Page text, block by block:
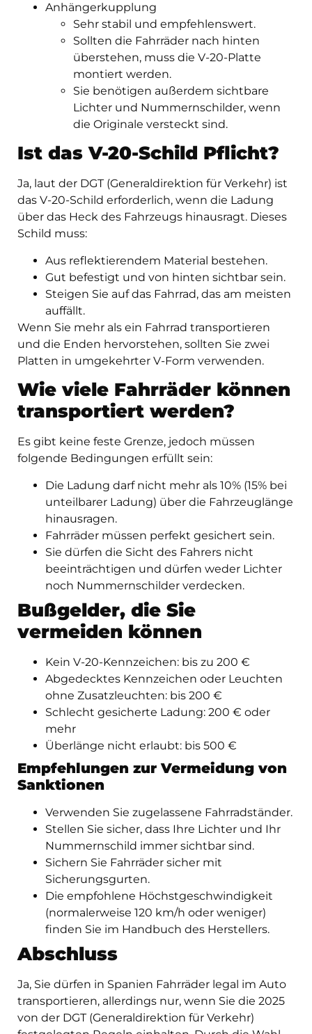
Anhängerkupplung
Sehr stabil und empfehlenswert.
Sollten die Fahrräder nach hinten
überstehen, muss die V-20-Platte
montiert werden.
Sie benötigen außerdem sichtbare
Lichter und Nummernschilder, wenn
die Originale versteckt sind.
Ist das V-20-Schild Pflicht?
Ja, laut der DGT (Generaldirektion für Verkehr) ist
das V-20-Schild erforderlich, wenn die Ladung
über das Heck des Fahrzeugs hinausragt. Dieses
Schild muss:
Aus reflektierendem Material bestehen.
Gut befestigt und von hinten sichtbar sein.
Steigen Sie auf das Fahrrad, das am meisten
auffällt.
Wenn Sie mehr als ein Fahrrad transportieren
und die Enden hervorstehen, sollten Sie zwei
Platten in umgekehrter V-Form verwenden.
Wie viele Fahrräder können
transportiert werden?
Es gibt keine feste Grenze, jedoch müssen
folgende Bedingungen erfüllt sein:
Die Ladung darf nicht mehr als 10% (15% bei
unteilbarer Ladung) über die Fahrzeuglänge
hinausragen.
Fahrräder müssen perfekt gesichert sein.
Sie dürfen die Sicht des Fahrers nicht
beeinträchtigen und dürfen weder Lichter
noch Nummernschilder verdecken.
Bußgelder, die Sie
vermeiden können
Kein V-20-Kennzeichen: bis zu 200 €
Abgedecktes Kennzeichen oder Leuchten
ohne Zusatzleuchten: bis 200 €
Schlecht gesicherte Ladung: 200 € oder
mehr
Überlänge nicht erlaubt: bis 500 €
Empfehlungen zur Vermeidung von
Sanktionen
Verwenden Sie zugelassene Fahrradständer.
Stellen Sie sicher, dass Ihre Lichter und Ihr
Nummernschild immer sichtbar sind.
Sichern Sie Fahrräder sicher mit
Sicherungsgurten.
Die empfohlene Höchstgeschwindigkeit
(normalerweise 120 km/h oder weniger)
finden Sie im Handbuch des Herstellers.
Abschluss
Ja, Sie dürfen in Spanien Fahrräder legal im Auto
transportieren, allerdings nur, wenn Sie die 2025
von der DGT (Generaldirektion für Verkehr)